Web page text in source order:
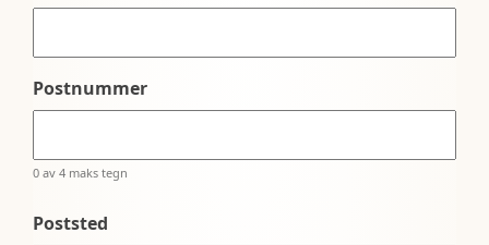
Postnummer
0 av 4 maks tegn
Poststed